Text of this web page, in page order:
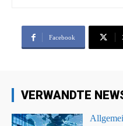
Facebook
VERWANDTE